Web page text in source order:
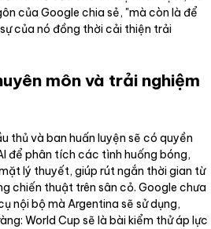
của Google chia sẻ, "mà còn là để
của nó đồng thời cải thiện trải
môn và trải nghiệm
thủ và ban huấn luyện sẽ có quyền
để phân tích các tình huống bóng,
lý thuyết, giúp rút ngắn thời gian từ
chiến thuật trên sân cỏ. Google chưa
nội bộ mà Argentina sẽ sử dụng,
World Cup sẽ là bài kiểm thử áp lực